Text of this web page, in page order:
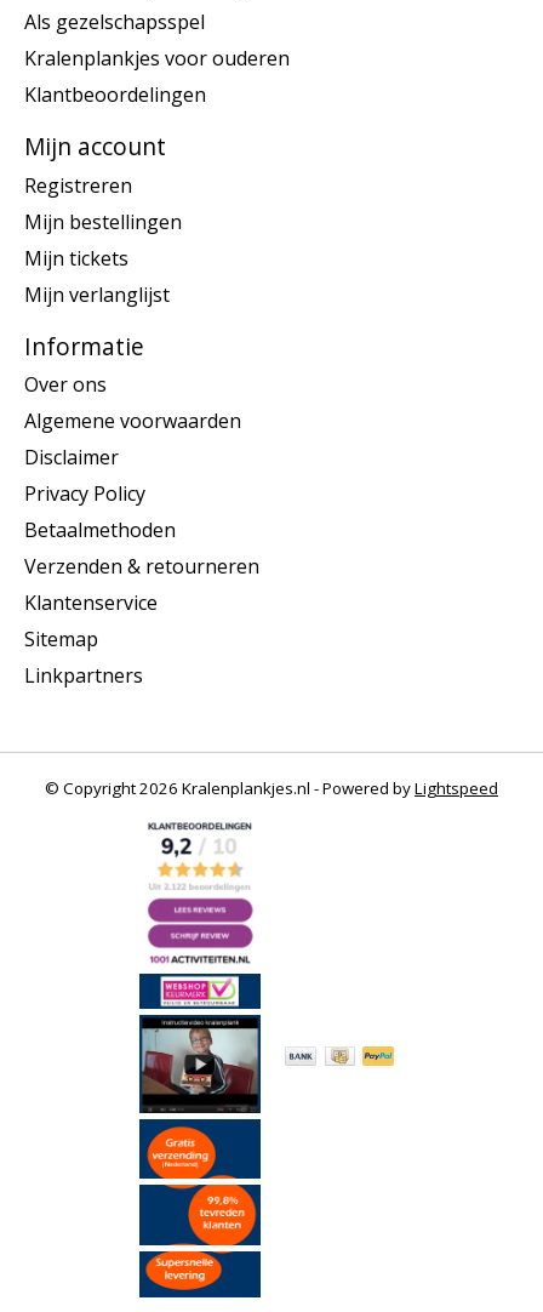
Als gezelschapsspel
Kralenplankjes voor ouderen
Klantbeoordelingen
Mijn account
Registreren
Mijn bestellingen
Mijn tickets
Mijn verlanglijst
Informatie
Over ons
Algemene voorwaarden
Disclaimer
Privacy Policy
Betaalmethoden
Verzenden & retourneren
Klantenservice
Sitemap
Linkpartners
© Copyright 2026 Kralenplankjes.nl - Powered byLightspeed